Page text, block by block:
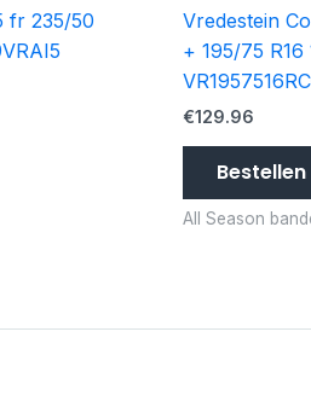
fr 235/50
Vredestein
+ 195/75 R16
€129.96
Bestellen
All Season